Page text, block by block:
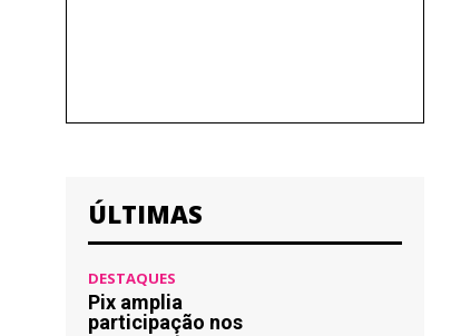
ÚLTIMAS
DESTAQUES
Pix amplia
participação nos